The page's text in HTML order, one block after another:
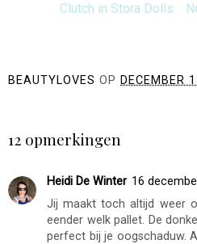
Clutch in Stora Dolls
BEAUTYLOVES OP DECEMBER
12 opmerkingen
Heidi De Winter 16
Jij maakt toch altijd weer
eender welk pallet. De
perfect bij je oogschaduw.